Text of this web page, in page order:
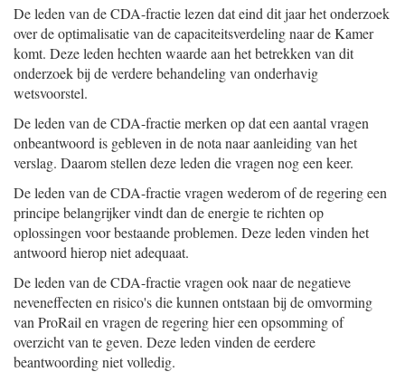
De leden van de CDA-fractie lezen dat eind dit jaar het onderzoek
over de optimalisatie van de capaciteitsverdeling naar de Kamer
komt. Deze leden hechten waarde aan het betrekken van dit
onderzoek bij de verdere behandeling van onderhavig
wetsvoorstel.
De leden van de CDA-fractie merken op dat een aantal vragen
onbeantwoord is gebleven in de nota naar aanleiding van het
verslag. Daarom stellen deze leden die vragen nog een keer.
De leden van de CDA-fractie vragen wederom of de regering een
principe belangrijker vindt dan de energie te richten op
oplossingen voor bestaande problemen. Deze leden vinden het
antwoord hierop niet adequaat.
De leden van de CDA-fractie vragen ook naar de negatieve
neveneffecten en risico's die kunnen ontstaan bij de omvorming
van ProRail en vragen de regering hier een opsomming of
overzicht van te geven. Deze leden vinden de eerdere
beantwoording niet volledig.